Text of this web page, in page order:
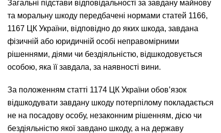
Загальні підстави відповідальності за завдану майнову
та моральну шкоду передбачені нормами статей 1166,
1167 ЦК України, відповідно до яких шкода, завдана
фізичній або юридичній особі неправомірними
рішеннями, діями чи бездіяльністю, відшкодовується
особою, яка її завдала, за наявності вини.
За положенням статті 1174 ЦК України обов’язок
відшкодувати завдану шкоду потерпілому покладається
не на посадову особу, незаконним рішенням, дією чи
бездіяльністю якої завдано шкоду, а на державу